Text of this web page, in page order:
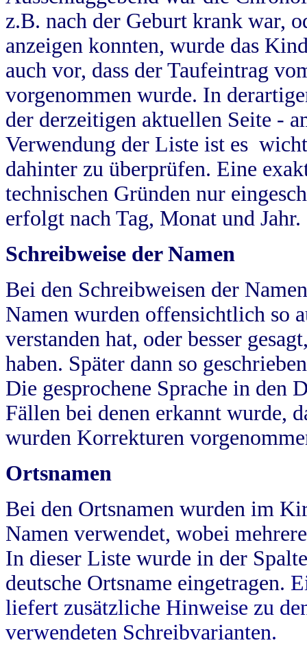
z.B. nach der Geburt krank war,
anzeigen konnten, wurde das
auch vor, dass der Taufeintrag
vorgenommen wurde. In
der derzeitigen aktuellen Seite -
Verwendung der Liste ist es
dahinter zu überprüfen. Eine
technischen Gründen nur
erfolgt nach Tag, Monat und Jahr.
Schreibweise der Namen
Bei den Schreibweisen der
Namen wurden offensichtlich so
verstanden hat, oder besser
haben. Später dann so
Die gesprochene Sprache in
Fällen bei denen erkannt wurde,
wurden Korrekturen
Ortsnamen
Bei den Ortsnamen wurden im
Namen verwendet, wobei
In dieser Liste wurde in der
deutsche Ortsname eingetragen.
liefert zusätzliche Hinweise zu
verwendeten Schreibvarianten.